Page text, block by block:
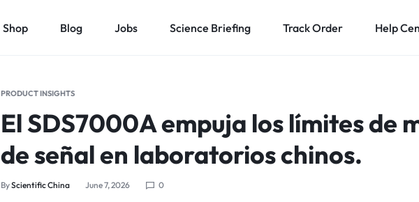
Shop Blog Jobs Science Briefing Track Order Help
PRODUCT INSIGHTS
El SDS7000A empuja los límites de
de señal en laboratorios chinos.
ByScientific China June 7, 2026 0